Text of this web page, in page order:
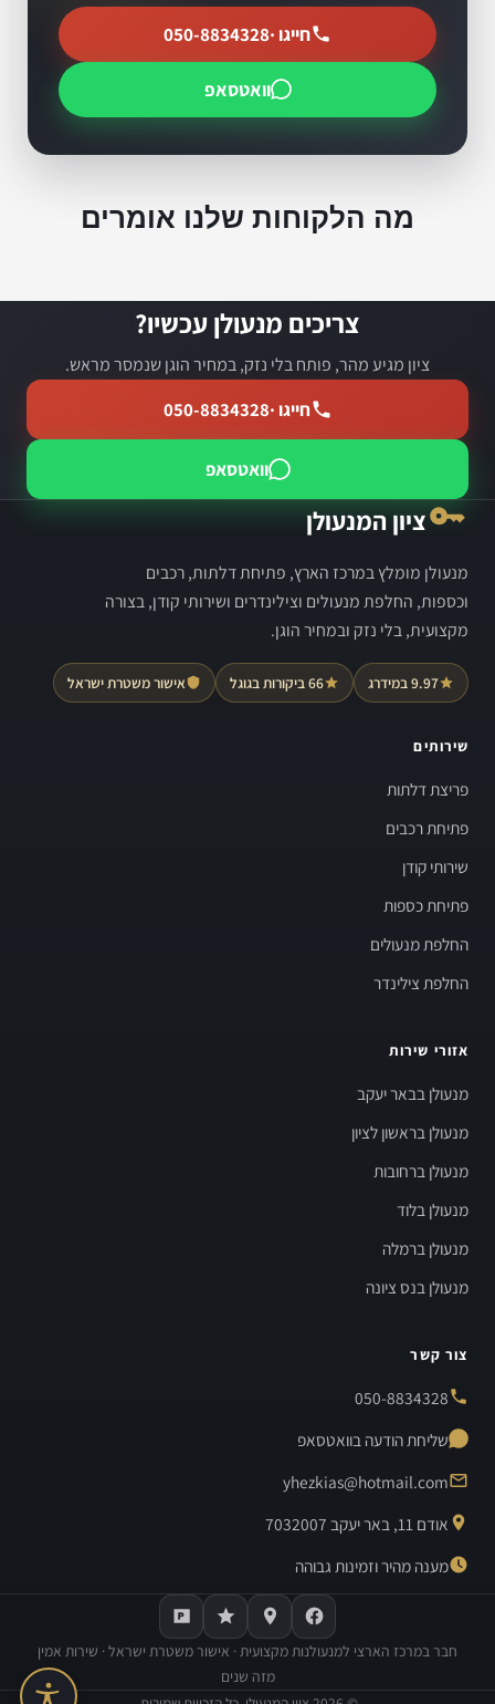
חייגו ·050-8834328
וואטסאפ
מה הלקוחות שלנו אומרים
צריכים מנעולן עכשיו?
ציון מגיע מהר, פותח בלי נזק, במחיר הוגן שנמסר מראש.
חייגו ·050-8834328
וואטסאפ
ציון המנעולן
מנעולן מומלץ במרכז הארץ, פתיחת דלתות, רכבים
וכספות, החלפת מנעולים וצילינדרים ושירותי קודן, בצורה
מקצועית, בלי נזק ובמחיר הוגן.
9.97 במידרג 66 ביקורות בגוגל אישור משטרת ישראל
שירותים
פריצת דלתות
פתיחת רכבים
שירותי קודן
פתיחת כספות
החלפת מנעולים
החלפת צילינדר
אזורי שירות
מנעולן בבאר יעקב
מנעולן בראשון לציון
מנעולן ברחובות
מנעולן בלוד
מנעולן ברמלה
מנעולן בנס ציונה
צור קשר
050-8834328
שליחת הודעה בוואטסאפ
yhezkias@hotmail.com
אודם 11, באר יעקב 7032007
מענה מהיר וזמינות גבוהה
חבר במרכז הארצי למנעולנות מקצועית · אישור משטרת ישראל · שירות אמין
מזה שנים